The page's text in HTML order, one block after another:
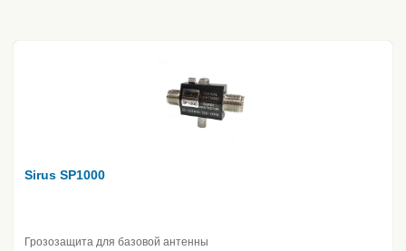
Sirus SP1000
Грозозащита для базовой антенны